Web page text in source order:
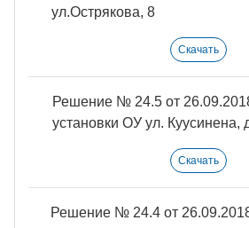
ул.Острякова, 8
Скачать
Решение № 24.5 от
установки ОУ ул. Куусинена,
Скачать
Решение № 24.4 от